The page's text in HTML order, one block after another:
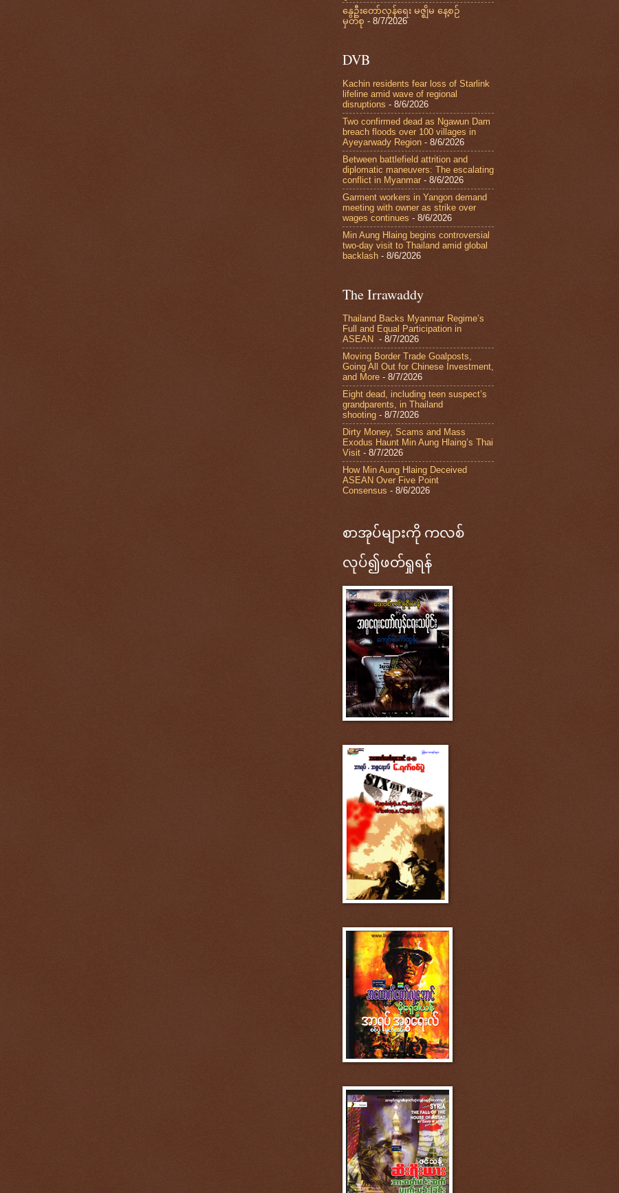
နွေဦးတော်လှန်ရေး မဇ္ဈိမ နေ့စဉ်
မှတ်စု - 8/7/2026
DVB
Kachin residents fear loss of Starlink
lifeline amid wave of regional
disruptions - 8/6/2026
Two confirmed dead as Ngawun Dam
breach floods over 100 villages in
Ayeyarwady Region - 8/6/2026
Between battlefield attrition and
diplomatic maneuvers: The escalating
conflict in Myanmar - 8/6/2026
Garment workers in Yangon demand
meeting with owner as strike over
wages continues - 8/6/2026
Min Aung Hlaing begins controversial
two-day visit to Thailand amid global
backlash - 8/6/2026
The Irrawaddy
Thailand Backs Myanmar Regime’s
Full and Equal Participation in
ASEAN - 8/7/2026
Moving Border Trade Goalposts,
Going All Out for Chinese Investment,
and More - 8/7/2026
Eight dead, including teen suspect’s
grandparents, in Thailand
shooting - 8/7/2026
Dirty Money, Scams and Mass
Exodus Haunt Min Aung Hlaing’s Thai
Visit - 8/7/2026
How Min Aung Hlaing Deceived
ASEAN Over Five Point
Consensus - 8/6/2026
စာအုပ်များကို ကလစ်
လုပ်၍ဖတ်ရှုရန်